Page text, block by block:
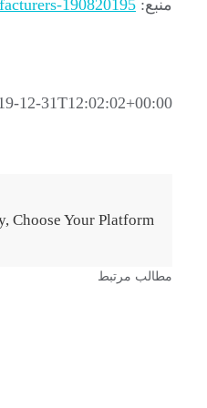
منبع: 190820195/
12-31T12:02:02+00:00
Choose Your Platform!
مطالب مرتبط